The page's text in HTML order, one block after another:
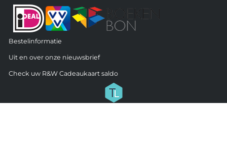
Bestelinformatie
Uit en over onze nieuwsbrief
Check uw R&W Cadeaukaart saldo